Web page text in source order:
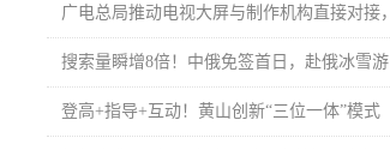
广电总局推动电视大屏与制作机构直接对接，
搜索量瞬增8倍！中俄免签首日，赴俄冰雪游
登高+指导+互动！黄山创新“三位一体”模式